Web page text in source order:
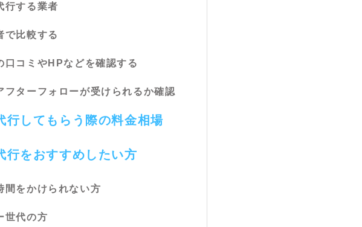
行する業者
で比較する
口コミやHPなどを確認する
フターフォローが受けられるか確認
行してもらう際の料金相場
行をおすすめしたい方
間をかけられない方
世代の方